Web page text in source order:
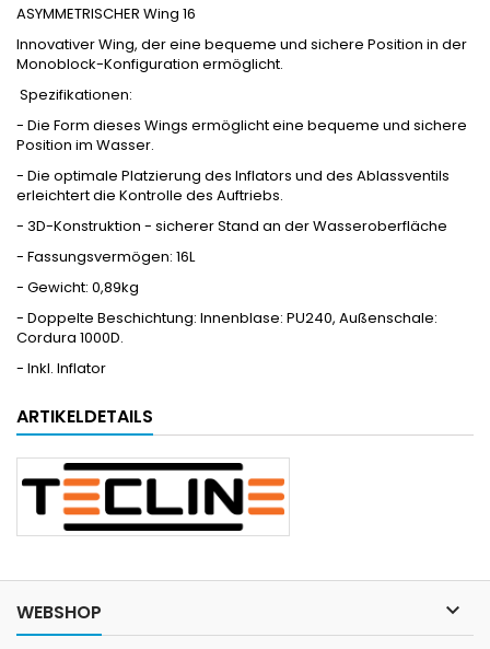
ASYMMETRISCHER Wing 16
Innovativer Wing, der eine bequeme und sichere Position in der
Monoblock-Konfiguration ermöglicht.
Spezifikationen:
- Die Form dieses Wings ermöglicht eine bequeme und sichere
Position im Wasser.
- Die optimale Platzierung des Inflators und des Ablassventils
erleichtert die Kontrolle des Auftriebs.
- 3D-Konstruktion - sicherer Stand an der Wasseroberfläche
- Fassungsvermögen: 16L
- Gewicht: 0,89kg
- Doppelte Beschichtung: Innenblase: PU240, Außenschale:
Cordura 1000D.
- Inkl. Inflator
ARTIKELDETAILS
WEBSHOP 